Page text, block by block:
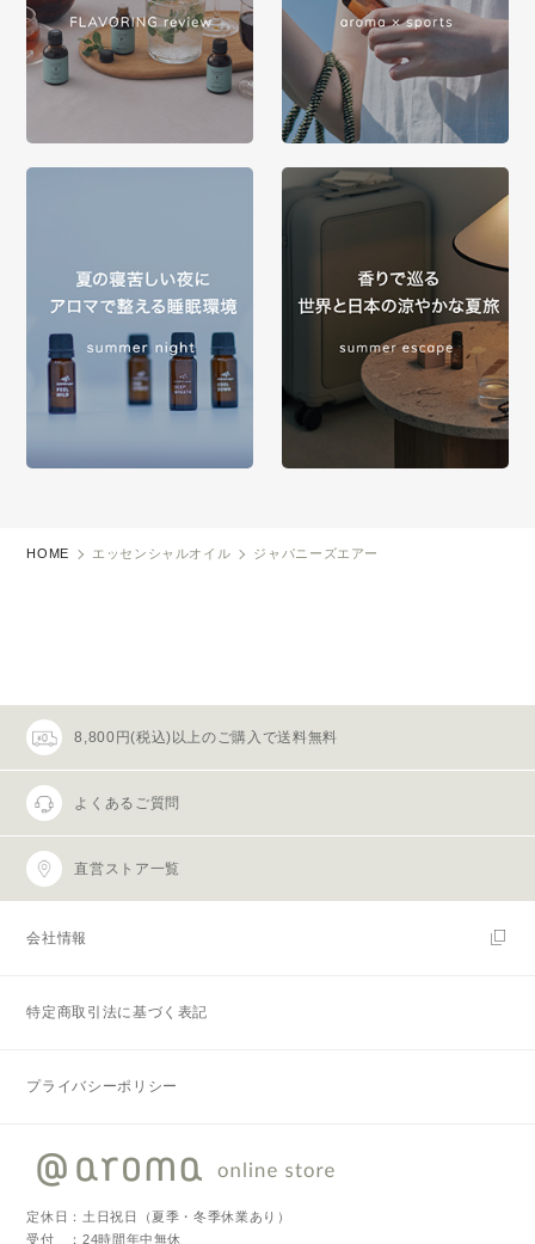
HOME エッセンシャルオイル ジャパニーズエアー
8,800円(税込)以上のご購入で送料無料
よくあるご質問
直営ストア一覧
会社情報
特定商取引法に基づく表記
プライバシーポリシー
定休日：土日祝日（夏季・冬季休業あり）
受付 ：24時間年中無休